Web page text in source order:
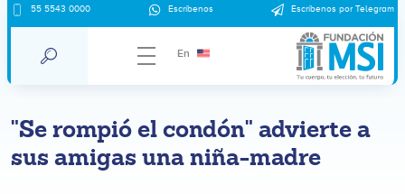
55 5543 0000 Escríbenos Escríbenos por Telegram
En
"Se rompió el condón" advierte a
sus amigas una niña-madre